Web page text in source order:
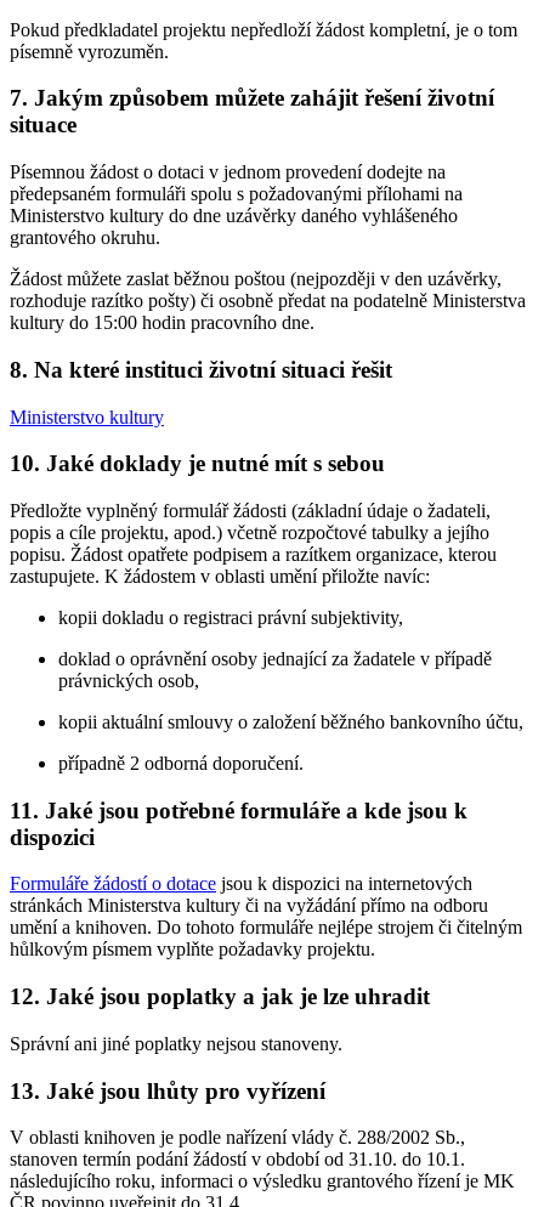
Pokud předkladatel projektu nepředloží žádost kompletní, je o tom
písemně vyrozuměn.
7. Jakým způsobem můžete zahájit řešení životní
situace
Písemnou žádost o dotaci v jednom provedení dodejte na
předepsaném formuláři spolu s požadovanými přílohami na
Ministerstvo kultury do dne uzávěrky daného vyhlášeného
grantového okruhu.
Žádost můžete zaslat běžnou poštou (nejpozději v den uzávěrky,
rozhoduje razítko pošty) či osobně předat na podatelně Ministerstva
kultury do 15:00 hodin pracovního dne.
8. Na které instituci životní situaci řešit
Ministerstvo kultury
10. Jaké doklady je nutné mít s sebou
Předložte vyplněný formulář žádosti (základní údaje o žadateli,
popis a cíle projektu, apod.) včetně rozpočtové tabulky a jejího
popisu. Žádost opatřete podpisem a razítkem organizace, kterou
zastupujete. K žádostem v oblasti umění přiložte navíc:
kopii dokladu o registraci právní subjektivity,
doklad o oprávnění osoby jednající za žadatele v případě
právnických osob,
kopii aktuální smlouvy o založení běžného bankovního účtu,
případně 2 odborná doporučení.
11. Jaké jsou potřebné formuláře a kde jsou k
dispozici
Formuláře žádostí o dotace jsou k dispozici na internetových
stránkách Ministerstva kultury či na vyžádání přímo na odboru
umění a knihoven. Do tohoto formuláře nejlépe strojem či čitelným
hůlkovým písmem vyplňte požadavky projektu.
12. Jaké jsou poplatky a jak je lze uhradit
Správní ani jiné poplatky nejsou stanoveny.
13. Jaké jsou lhůty pro vyřízení
V oblasti knihoven je podle nařízení vlády č. 288/2002 Sb.,
stanoven termín podání žádostí v období od 31.10. do 10.1.
následujícího roku, informaci o výsledku grantového řízení je MK